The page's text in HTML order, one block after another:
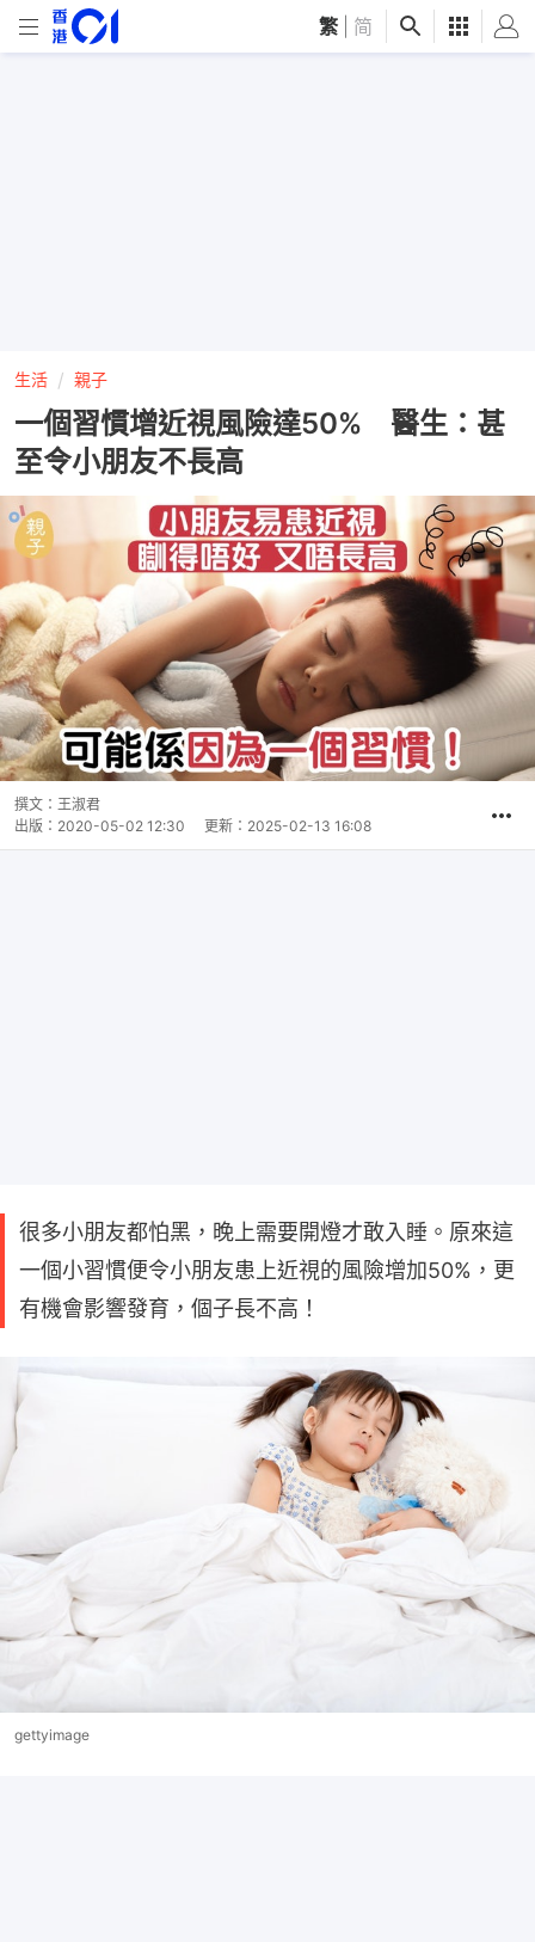
繁 简
生活 親子
一個習慣增近視風險達50% 醫生：甚
至令小朋友不長高
撰文： 王淑君
出版： 2020-05-02 12:30 更新： 2025-02-13 16:08
很多小朋友都怕黑，晚上需要開燈才敢入睡。原來這
一個小習慣便令小朋友患上近視的風險增加50%，更
有機會影響發育，個子長不高！
gettyimage